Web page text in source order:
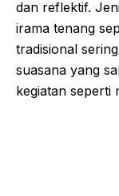
dan reflektif.
irama tenang
tradisional
suasana yang
kegiatan seperti